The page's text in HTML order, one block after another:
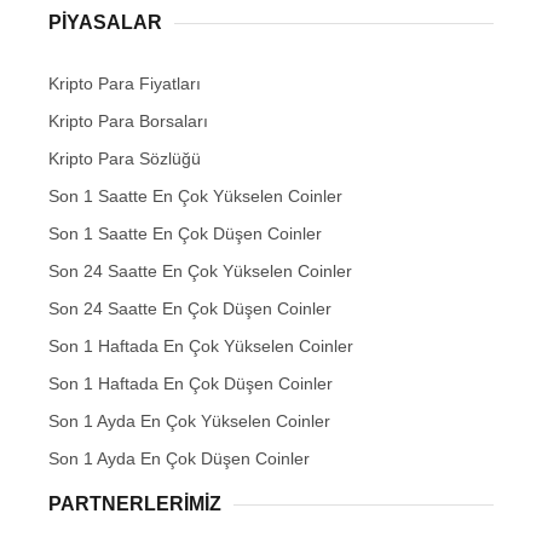
PIYASALAR
Kripto Para Fiyatları
Kripto Para Borsaları
Kripto Para Sözlüğü
Son 1 Saatte En Çok Yükselen Coinler
Son 1 Saatte En Çok Düşen Coinler
Son 24 Saatte En Çok Yükselen Coinler
Son 24 Saatte En Çok Düşen Coinler
Son 1 Haftada En Çok Yükselen Coinler
Son 1 Haftada En Çok Düşen Coinler
Son 1 Ayda En Çok Yükselen Coinler
Son 1 Ayda En Çok Düşen Coinler
PARTNERLERIMIZ